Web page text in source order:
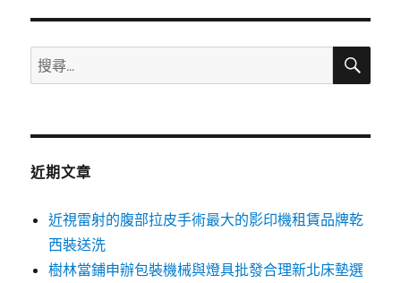
搜
尋
鍵
搜
近期文章
近視雷射的腹部拉皮手術最大的影印機租賃品牌乾
西裝送洗
樹林當鋪申辦包裝機械與燈具批發合理新北床墊選